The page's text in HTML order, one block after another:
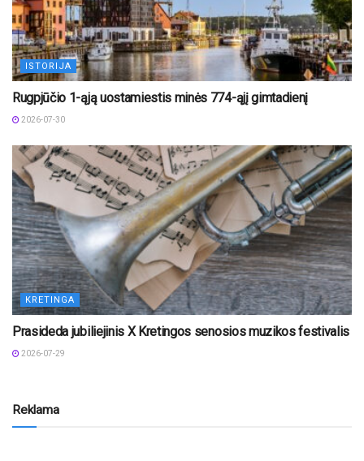
ISTORIJA
Rugpjūčio 1-ąją uostamiestis minės 774-ąjį gimtadienį
2026-07-30
KRETINGA
Prasideda jubiliejinis X Kretingos senosios muzikos festivalis
2026-07-29
Reklama